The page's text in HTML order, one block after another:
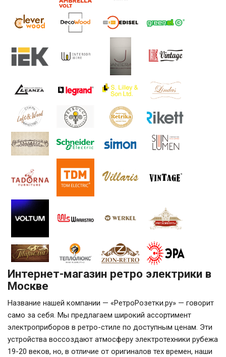
Интернет-магазин ретро электрики в
Москве
Название нашей компании — «РетроРозетки.ру» — говорит
само за себя. Мы предлагаем широкий ассортимент
электроприборов в ретро-стиле по доступным ценам. Эти
устройства воссоздают атмосферу электротехники рубежа
19-20 веков, но, в отличие от оригиналов тех времен, наши